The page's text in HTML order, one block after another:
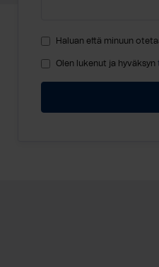
Haluan että minuun
Olen lukenut ja hyväksyn